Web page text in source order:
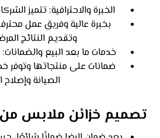
الخبرة والاحترافية: تتميز
بخبرة عالية وفريق عمل
وتقديم النتائج
خدمات ما بعد البيع
ضمانات على منتجاتها وتوفر
الصيانة وإصلاح
تصميم خزائن ملابس من